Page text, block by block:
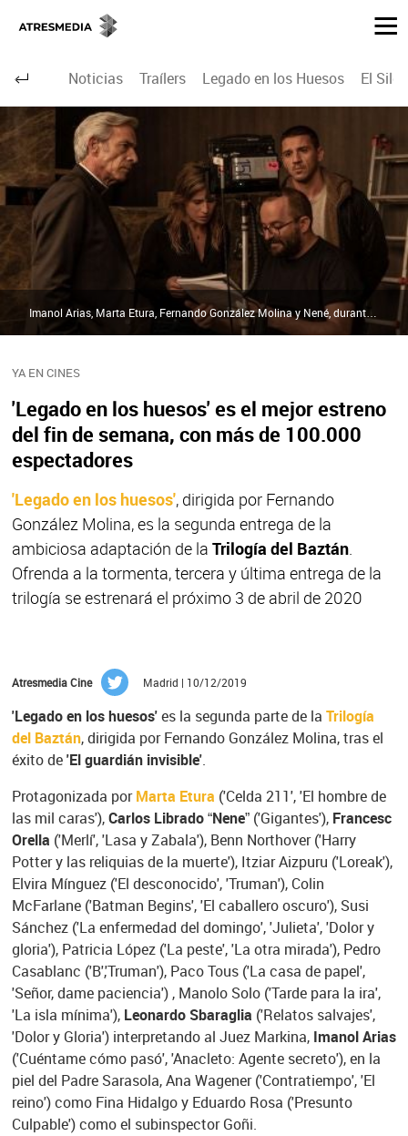
Noticias Traílers Legado en los Huesos El
YA EN CINES
'Legado en los huesos' es el mejor estreno
del fin de semana, con más de 100.000
espectadores
'Legado en los huesos', dirigida por Fernando
González Molina, es la segunda entrega de la
ambiciosa adaptación de la Trilogía del Baztán.
Ofrenda a la tormenta, tercera y última entrega de la
trilogía se estrenará el próximo 3 de abril de 2020
Imanol Arias, Marta Etura, Fernando González Molina y Nené, durante el rodaje de 'Legado en los huesos' | ONDA CERO
Atresmedia Cine Madrid | 10/12/2019
'Legado en los huesos'es la segunda parte de la Trilogía
del Baztán, dirigida por Fernando González Molina, tras el
éxito de'El guardián invisible'.
Protagonizada porMarta Etura ('Celda 211', 'El hombre de
las mil caras'),Carlos Librado “Nene”('Gigantes'), Francesc
Orella ('Merlí', 'Lasa y Zabala'), Benn Northover ('Harry
Potter y las reliquias de la muerte'), Itziar Aizpuru ('Loreak'),
Elvira Mínguez ('El desconocido', 'Truman'), Colin
McFarlane ('Batman Begins', 'El caballero oscuro'), Susi
Sánchez ('La enfermedad del domingo', 'Julieta', 'Dolor y
gloria'), Patricia López ('La peste', 'La otra mirada'), Pedro
Casablanc ('B','Truman'), Paco Tous ('La casa de papel',
'Señor, dame paciencia') , Manolo Solo ('Tarde para la ira',
'La isla mínima'),Leonardo Sbaraglia ('Relatos salvajes',
'Dolor y Gloria') interpretando al Juez Markina, Imanol Arias
('Cuéntame cómo pasó', 'Anacleto: Agente secreto'), en la
piel del Padre Sarasola, Ana Wagener ('Contratiempo', 'El
reino') como Fina Hidalgo y Eduardo Rosa ('Presunto
Culpable') como el subinspector Goñi.